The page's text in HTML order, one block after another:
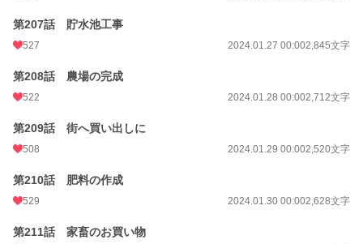
第207話 貯水池工事
527 2024.01.27 00:002,845文字
第208話 農場の完成
522 2024.01.28 00:002,712文字
第209話 街へ買い出しに
508 2024.01.29 00:002,520文字
第210話 肥料の作成
529 2024.01.30 00:002,628文字
第211話 家畜のお買い物